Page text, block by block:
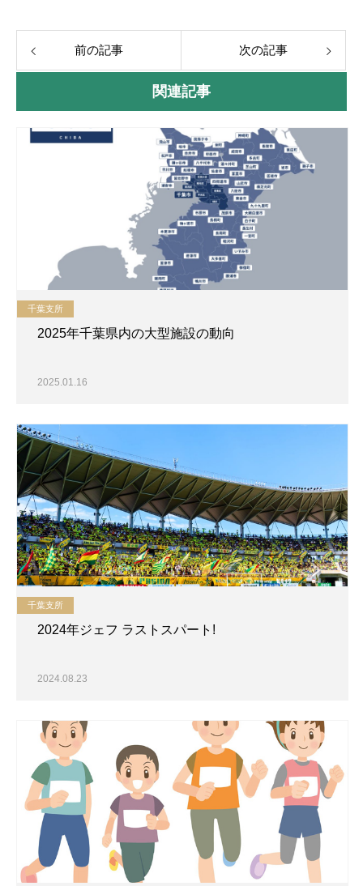
前の記事 次の記事
関連記事
千葉支所
2025年千葉県内の大型施設の動向
2025.01.16
千葉支所
2024年ジェフ ラストスパート!
2024.08.23